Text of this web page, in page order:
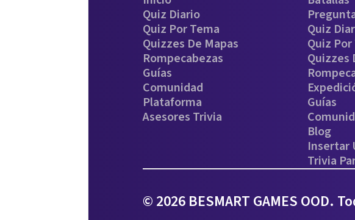
Quiz Diario
Quiz Por Tema
Quizzes De Mapas
Rompecabezas
Guías
Comunidad
Plataforma
Asesores Trivia
Quiz
Quiz
Quizzes
Guías
Blog
Insertar
Trivia
© 2026 BESMART GAMES OOD.